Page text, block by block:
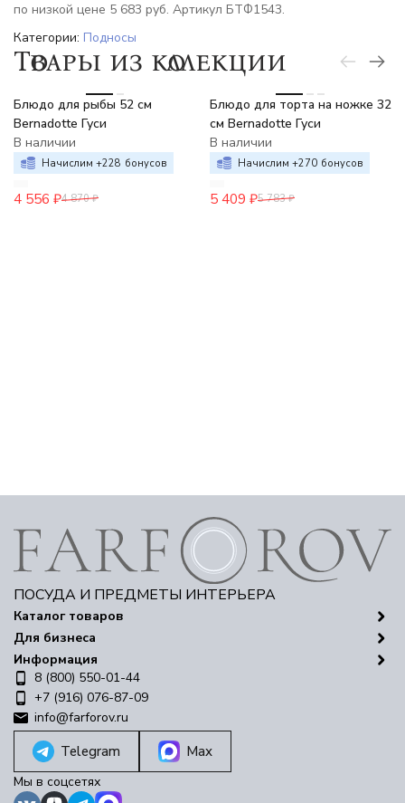
по низкой цене 5 683 руб. Артикул БТФ1543.
Категории: Подносы
Товары из коллекции
Блюдо для рыбы 52 см
Bernadotte Гуси
В наличии
Начислим +228 бонусов
4 556 ₽4 870 ₽
Блюдо для торта на ножке 32
см Bernadotte Гуси
В наличии
Начислим +270 бонусов
5 409 ₽5 783 ₽
ПОСУДА И ПРЕДМЕТЫ ИНТЕРЬЕРА
Каталог товаров
Для бизнеса
Информация
8 (800) 550-01-44
+7 (916) 076-87-09
info@farforov.ru
Telegram Max
Мы в соцсетях